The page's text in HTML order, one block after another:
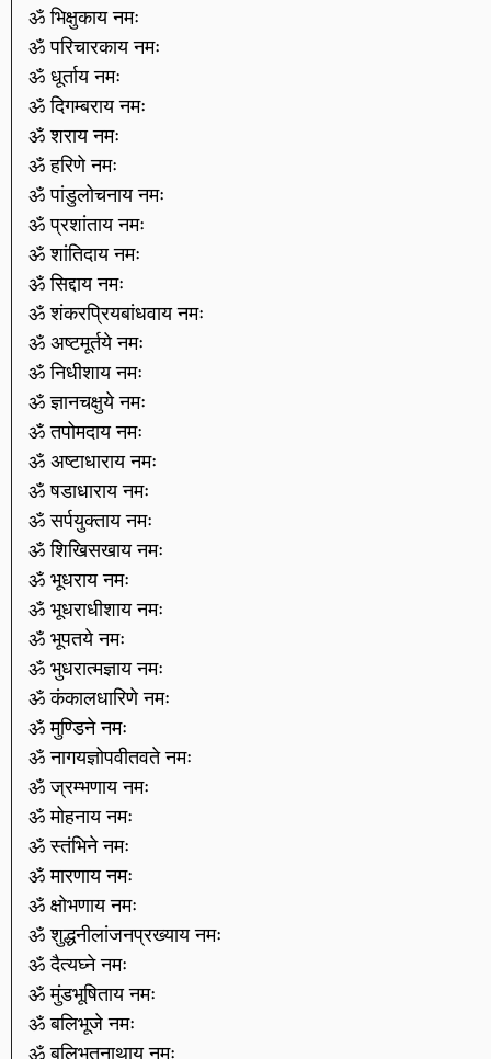
ॐ भिक्षुकाय नमः
ॐ परिचारकाय नमः
ॐ धूर्ताय नमः
ॐ दिगम्बराय नमः
ॐ शराय नमः
ॐ हरिणे नमः
ॐ पांडुलोचनाय नमः
ॐ प्रशांताय नमः
ॐ शांतिदाय नमः
ॐ सिद्दाय नमः
ॐ शंकरप्रियबांधवाय नमः
ॐ अष्टमूर्तये नमः
ॐ निधीशाय नमः
ॐ ज्ञानचक्षुये नमः
ॐ तपोमदाय नमः
ॐ अष्टाधाराय नमः
ॐ षडाधाराय नमः
ॐ सर्पयुक्ताय नमः
ॐ शिखिसखाय नमः
ॐ भूधराय नमः
ॐ भूधराधीशाय नमः
ॐ भूपतये नमः
ॐ भुधरात्मज्ञाय नमः
ॐ कंकालधारिणे नमः
ॐ मुण्डिने नमः
ॐ नागयज्ञोपवीतवते नमः
ॐ ज्रम्भणाय नमः
ॐ मोहनाय नमः
ॐ स्तंभिने नमः
ॐ मारणाय नमः
ॐ क्षोभणाय नमः
ॐ शुद्धनीलांजनप्रख्याय नमः
ॐ दैत्यघ्ने नमः
ॐ मुंडभूषिताय नमः
ॐ बलिभूजे नमः
ॐ बलिभूतनाथाय नमः